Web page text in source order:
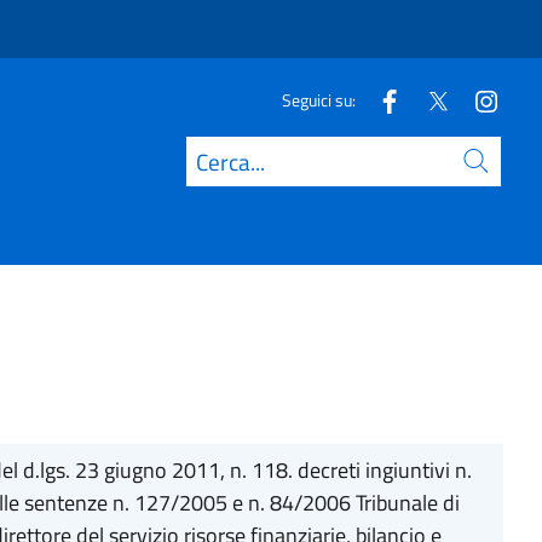
Seguici su:
Cerca
d.lgs. 23 giugno 2011, n. 118. decreti ingiuntivi n.
sentenze n. 127/2005 e n. 84/2006 Tribunale di
del servizio risorse finanziarie, bilancio e